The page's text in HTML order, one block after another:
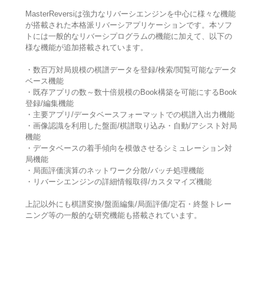
MasterReversiは強力なリバーシエンジンを中心に様々な機能
が搭載された本格派リバーシアプリケーションです。本ソフ
トには一般的なリバーシプログラムの機能に加えて、以下の
様な機能が追加搭載されています。
・数百万対局規模の棋譜データを登録/検索/閲覧可能なデータ
ベース機能
・既存アプリの数～数十倍規模のBook構築を可能にするBook
登録/編集機能
・主要アプリ/データベースフォーマットでの棋譜入出力機能
・画像認識を利用した盤面/棋譜取り込み・自動/アシスト対局
機能
・データベースの着手傾向を模倣させるシミュレーション対
局機能
・局面評価演算のネットワーク分散/バッチ処理機能
・リバーシエンジンの詳細情報取得/カスタマイズ機能
上記以外にも棋譜変換/盤面編集/局面評価/定石・終盤トレー
ニング等の一般的な研究機能も搭載されています。